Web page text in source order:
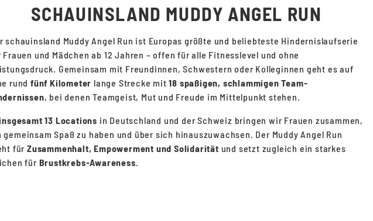
SCHAUINSLAND MUDDY ANGEL RUN
schauinsland Muddy Angel Run ist Europas größte und beliebteste Hindernislaufserie
Frauen und Mädchen ab 12 Jahren – offen für alle Fitnesslevel und ohne
Gemeinsam mit Freundinnen, Schwestern oder Kolleginnen geht es auf
rund fünf Kilometer lange Strecke mit18 spaßigen, schlammigen Team-
, bei denen Teamgeist, Mut und Freude im Mittelpunkt stehen.
13 Locations in Deutschland und der Schweiz bringen wir Frauen zusammen,
gemeinsam Spaß zu haben und über sich hinauszuwachsen. Der Muddy Angel Run
für Zusammenhalt, Empowerment und Solidarität und setzt zugleich ein starkes
für Brustkrebs-Awareness.